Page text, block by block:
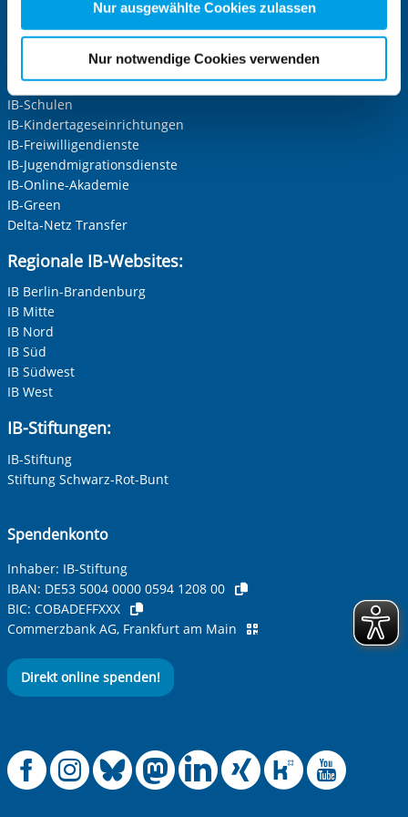
Zwecke entscheiden und Ihre erteilte Einwilligung stets
für die Zukunft widerrufen. Bitte beachten Sie: Ihre
Cookies, die erforderlich zur Bereitstellung der von Ihnen
aufgerufenen und somit gewünschten Website-
Funktionen sind. Diese Cookies setzen wir aufgrund
berechtigter Interessen und daher unabhängig von einer
Einwilligung.
Nur ausgewählte Cookies zulassen
Nur notwendige Cookies verwenden
Zentrale IB-Websites:
Die Internationale Arbeit des IB
IB-Personalentwicklung
IB-Schulen
IB-Kindertageseinrichtungen
IB-Freiwilligendienste
IB-Jugendmigrationsdienste
IB-Online-Akademie
IB-Green
Delta-Netz Transfer
Regionale IB-Websites:
IB Berlin-Brandenburg
IB Mitte
IB Nord
IB Süd
IB Südwest
IB West
IB-Stiftungen:
IB-Stiftung
Stiftung Schwarz-Rot-Bunt
Spendenkonto
Inhaber: IB-Stiftung
IBAN: DE53 5004 0000 0594 1208 00
BIC: COBADEFFXXX
Commerzbank AG, Frankfurt am Main
Direkt online spenden!
Offizielle
Offizielle
Offizielle
Offizielle
Offizielle